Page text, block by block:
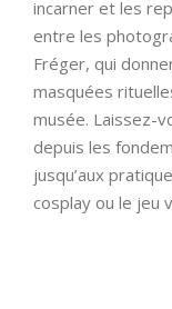
incarner et les
entre les
Fréger, qui
masquées
musée. Laissez-
depuis les
jusqu’aux
cosplay ou le jeu